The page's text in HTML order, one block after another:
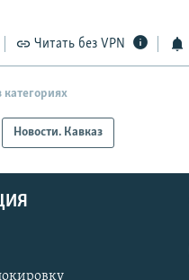
Читать без VPN
категориях
Новости. Кавказ